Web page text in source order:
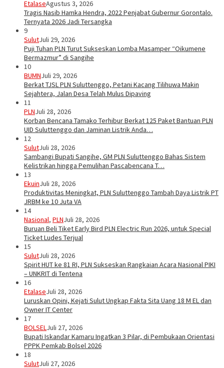
EtalaseAgustus 3, 2026
Tragis Nasib Hamka Hendra, 2022 Penjabat Gubernur Gorontalo.
Ternyata 2026 Jadi Tersangka
9
SulutJuli 29, 2026
Puji Tuhan PLN Turut Sukseskan Lomba Masamper “Oikumene
Bermazmur” di Sangihe
10
BUMNJuli 29, 2026
Berkat TJSL PLN Suluttenggo, Petani Kacang Tilihuwa Makin
Sejahtera, Jalan Desa Telah Mulus Dipaving
11
PLNJuli 28, 2026
Korban Bencana Tamako Terhibur Berkat 125 Paket Bantuan PLN
UID Suluttenggo dan Jaminan Listrik Anda…
12
SulutJuli 28, 2026
Sambangi Bupati Sangihe, GM PLN Suluttenggo Bahas Sistem
Kelistrikan hingga Pemulihan Pascabencana T…
13
EkuinJuli 28, 2026
Produktivitas Meningkat, PLN Suluttenggo Tambah Daya Listrik PT
JRBM ke 10 Juta VA
14
Nasional, PLNJuli 28, 2026
Buruan Beli Tiket Early Bird PLN Electric Run 2026, untuk Special
Ticket Ludes Terjual
15
SulutJuli 28, 2026
Spirit HUT ke 81 RI, PLN Sukseskan Rangkaian Acara Nasional PIKI
– UNKRIT di Tentena
16
EtalaseJuli 28, 2026
Luruskan Opini, Kejati Sulut Ungkap Fakta Sita Uang 18 M EL dan
Owner IT Center
17
BOLSELJuli 27, 2026
Bupati Iskandar Kamaru Ingatkan 3 Pilar, di Pembukaan Orientasi
PPPK Pemkab Bolsel 2026
18
SulutJuli 27, 2026